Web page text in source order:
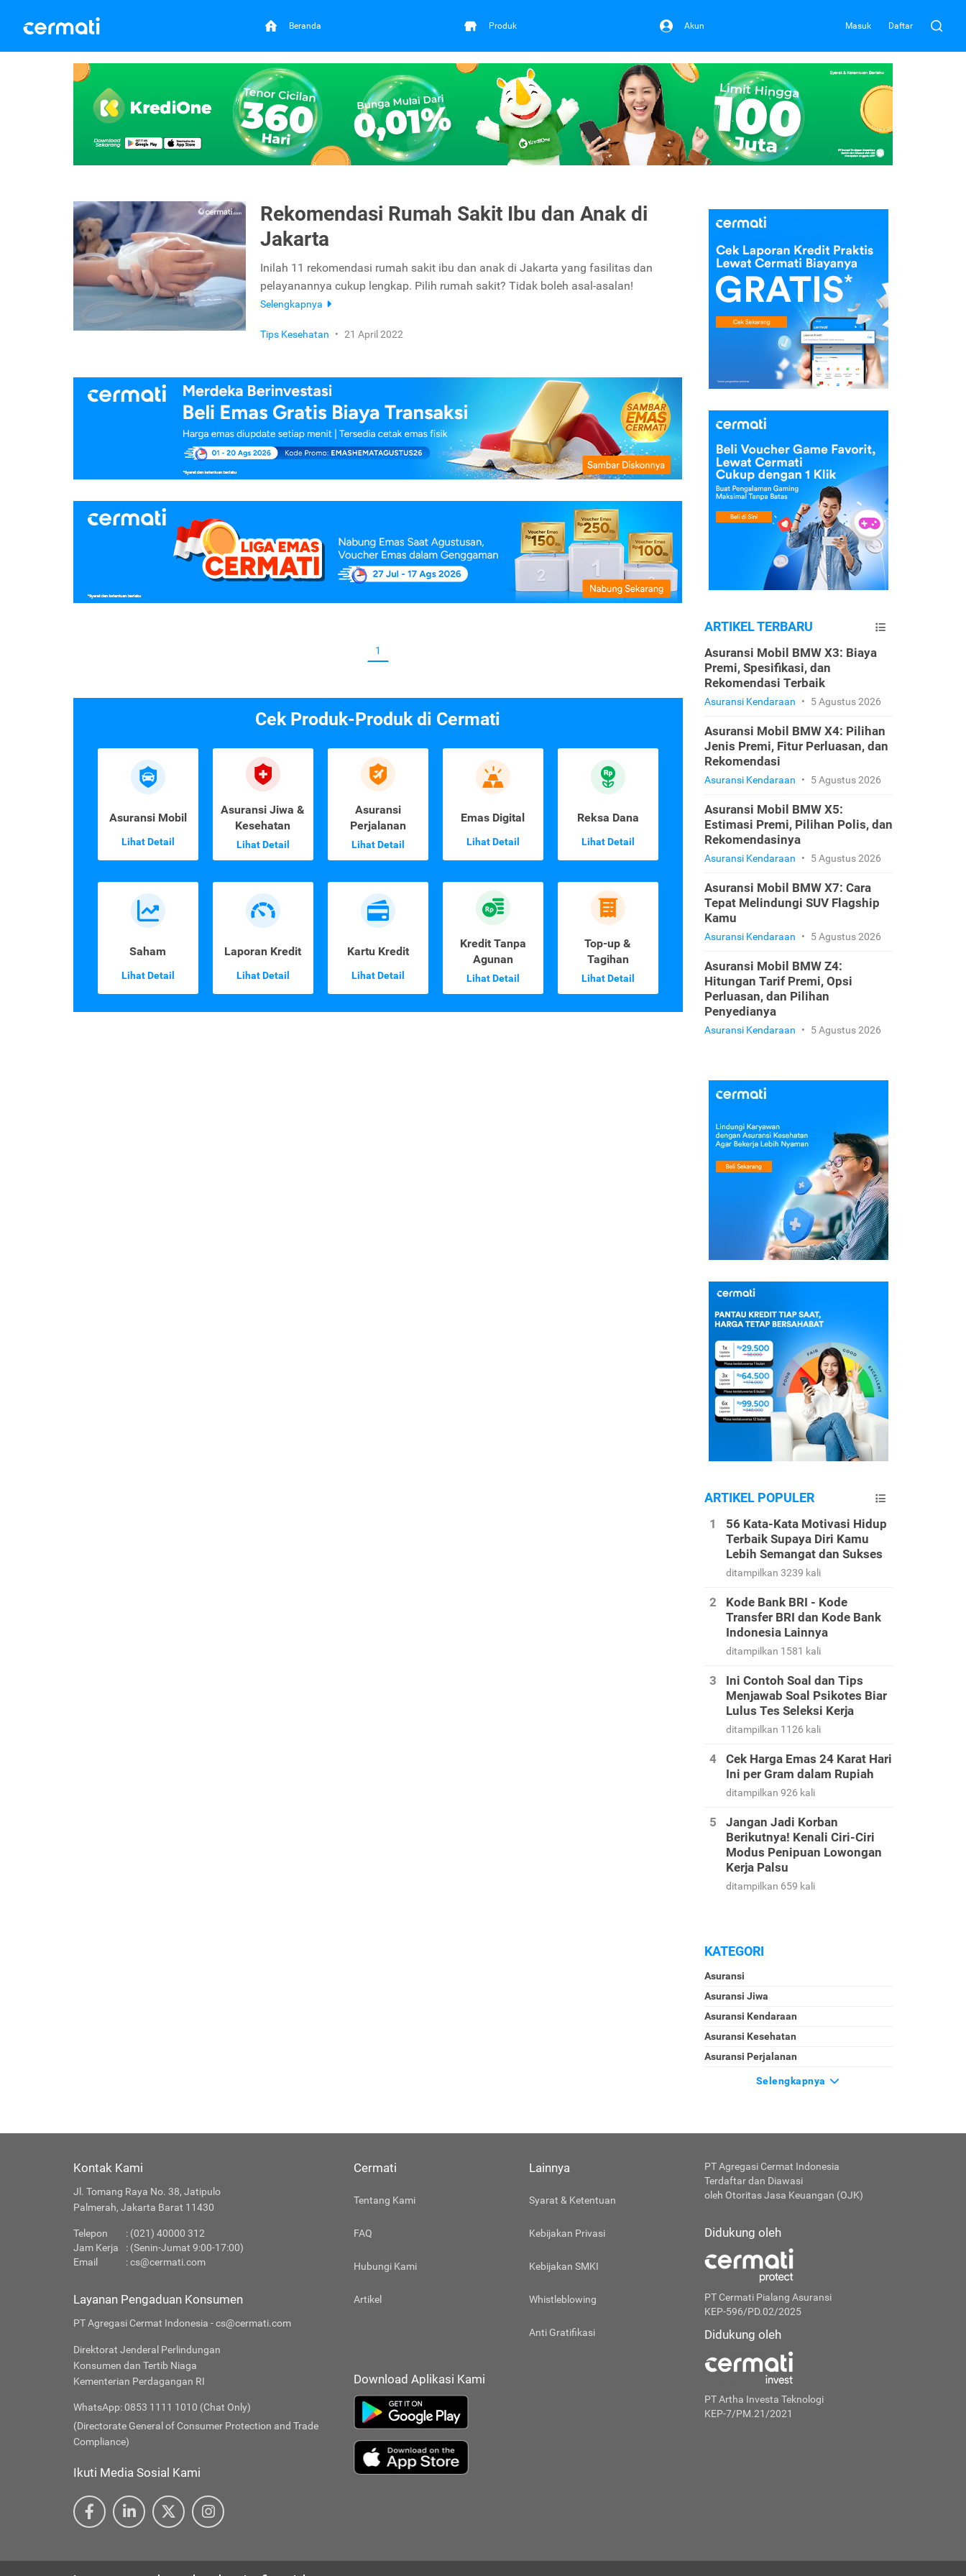
Beranda Produk Akun Masuk Daftar
Rekomendasi Rumah Sakit Ibu dan Anak di
Jakarta
Inilah 11 rekomendasi rumah sakit ibu dan anak di Jakarta yang fasilitas dan
pelayanannya cukup lengkap. Pilih rumah sakit? Tidak boleh asal-asalan!
Selengkapnya
Tips Kesehatan • 21 April 2022
1
Cek Produk-Produk di Cermati
Asuransi Mobil
Lihat Detail
Asuransi Jiwa &
Kesehatan
Lihat Detail
Asuransi
Perjalanan
Lihat Detail
Emas Digital
Lihat Detail
Reksa Dana
Lihat Detail
Saham
Lihat Detail
Laporan Kredit
Lihat Detail
Kartu Kredit
Lihat Detail
Kredit Tanpa
Agunan
Lihat Detail
Top-up &
Tagihan
Lihat Detail
ARTIKEL TERBARU
Asuransi Mobil BMW X3: Biaya
Premi, Spesifikasi, dan
Rekomendasi Terbaik
Asuransi Kendaraan • 5 Agustus 2026
Asuransi Mobil BMW X4: Pilihan
Jenis Premi, Fitur Perluasan, dan
Rekomendasi
Asuransi Kendaraan • 5 Agustus 2026
Asuransi Mobil BMW X5:
Estimasi Premi, Pilihan Polis, dan
Rekomendasinya
Asuransi Kendaraan • 5 Agustus 2026
Asuransi Mobil BMW X7: Cara
Tepat Melindungi SUV Flagship
Kamu
Asuransi Kendaraan • 5 Agustus 2026
Asuransi Mobil BMW Z4:
Hitungan Tarif Premi, Opsi
Perluasan, dan Pilihan
Penyedianya
Asuransi Kendaraan • 5 Agustus 2026
ARTIKEL POPULER
56 Kata-Kata Motivasi Hidup
Terbaik Supaya Diri Kamu
Lebih Semangat dan Sukses
ditampilkan 3239 kali
Kode Bank BRI - Kode
Transfer BRI dan Kode Bank
Indonesia Lainnya
ditampilkan 1581 kali
Ini Contoh Soal dan Tips
Menjawab Soal Psikotes Biar
Lulus Tes Seleksi Kerja
ditampilkan 1126 kali
Cek Harga Emas 24 Karat Hari
Ini per Gram dalam Rupiah
ditampilkan 926 kali
Jangan Jadi Korban
Berikutnya! Kenali Ciri-Ciri
Modus Penipuan Lowongan
Kerja Palsu
ditampilkan 659 kali
KATEGORI
Asuransi
Asuransi Jiwa
Asuransi Kendaraan
Asuransi Kesehatan
Asuransi Perjalanan
Selengkapnya
Kontak Kami
Jl. Tomang Raya No. 38, Jatipulo
Palmerah, Jakarta Barat 11430
Telepon
: (021) 40000 312
Jam Kerja
: (Senin-Jumat 9:00-17:00)
Email
:cs@cermati.com
Layanan Pengaduan Konsumen
PT Agregasi Cermat Indonesia - cs@cermati.com
Direktorat Jenderal Perlindungan
Konsumen dan Tertib Niaga
Kementerian Perdagangan RI
WhatsApp: 0853 1111 1010 (Chat Only)
(Directorate General of Consumer Protection and Trade
Compliance)
Ikuti Media Sosial Kami
Cermati
Tentang Kami
FAQ
Hubungi Kami
Artikel
Lainnya
Syarat & Ketentuan
Kebijakan Privasi
Kebijakan SMKI
Whistleblowing
Anti Gratifikasi
Download Aplikasi Kami
PT Agregasi Cermat Indonesia
Terdaftar dan Diawasi
oleh Otoritas Jasa Keuangan (OJK)
Didukung oleh
PT Cermati Pialang Asuransi
KEP-596/PD.02/2025
Didukung oleh
PT Artha Investa Teknologi
KEP-7/PM.21/2021